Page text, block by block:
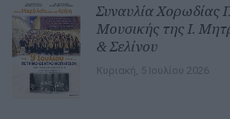
Συναυλία Χορωδίας
Μουσικής της Ι.
& Σελίνου
Κυριακή, 5 Ιουλίου 2026